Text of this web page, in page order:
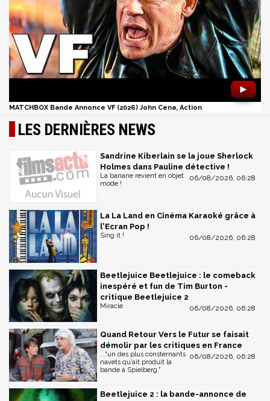
►
MATCHBOX Bande Annonce VF (2026) John Cena, Action
LES DERNIÈRES NEWS
Sandrine Kiberlain se la joue Sherlock
Holmes dans Pauline détective !
06/08/2026, 06:28
La banane revient en objet
mode !
La La Land en Cinéma Karaoké grâce à
l'Ecran Pop !
06/08/2026, 06:28
Sing it !
Beetlejuice Beetlejuice : le comeback
inespéré et fun de Tim Burton -
critique Beetlejuice 2
06/08/2026, 06:28
Miracle
Quand Retour Vers le Futur se faisait
démolir par les critiques en France
06/08/2026, 06:28
..."un des plus consternants
navets qu’ait produit la
bande à Spielberg."
Beetlejuice 2 : la bande-annonce de